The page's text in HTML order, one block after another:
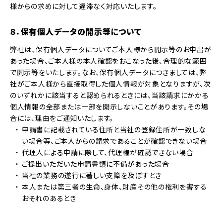
様からの求めに対して遅滞なく対応いたします。
８．保有個人データの開示等について
弊社は、保有個人データについてご本人様から開示等のお申出が
あった場合、ご本人様の本人確認をおこなった後、合理的な範囲
で開示等をいたします。なお、保有個人データにつきましては、弊
社がご本人様から直接取得した個人情報が対象となりますが、次
のいずれかに該当すると認められるときには、当該請求にかかる
個人情報の全部または一部を開示しないことがあります。その場
合には、理由をご通知いたします。
申請書に記載されている住所と当社の登録住所が一致しな
い場合等、ご本人からの請求であることが確認できない場合
代理人による申請に際して、代理権が確認できない場合
ご提出いただいた申請書類に不備があった場合
当社の業務の遂行に著しい支障を及ぼすとき
本人または第三者の生命、身体、財産その他の権利を害する
おそれのあるとき